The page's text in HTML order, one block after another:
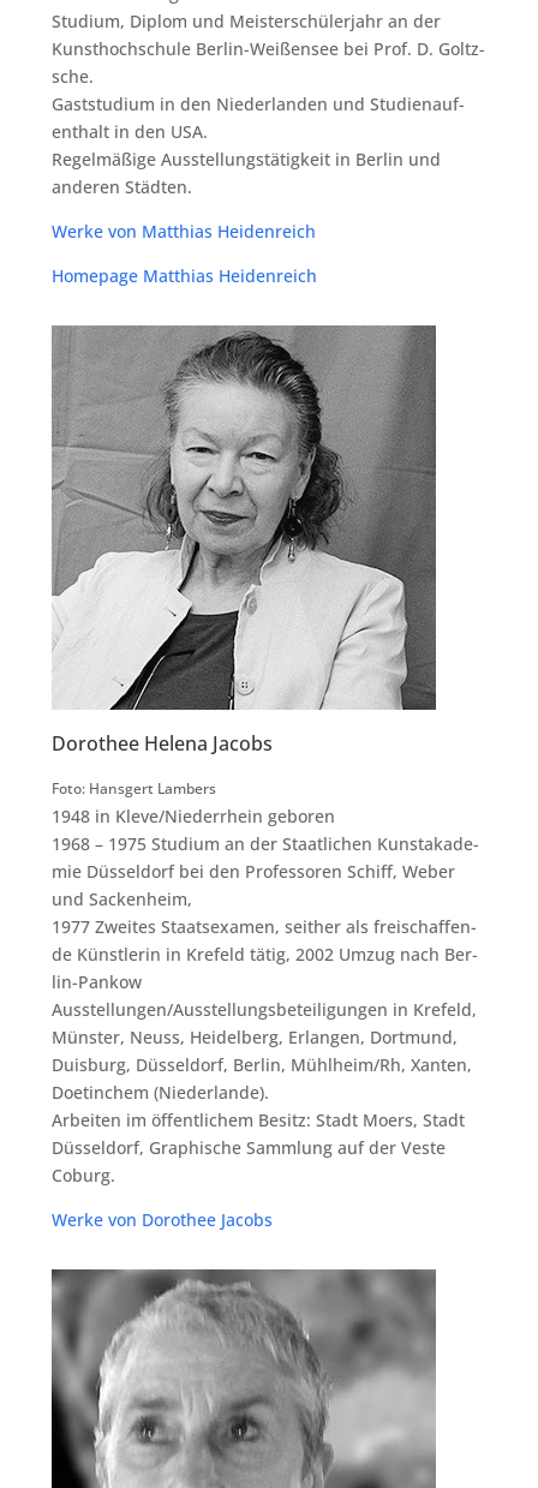
Stu­di­um, Diplom und Meis­ter­schü­ler­jahr an der
Kunst­hoch­schu­le Ber­lin-Wei­ßen­see bei Prof. D. Goltz­
sche.
Gast­stu­di­um in den Nie­der­lan­den und Stu­di­en­auf­
ent­halt in den USA.
Regel­mä­ßi­ge Aus­stel­lungs­tä­tig­keit in Ber­lin und
ande­ren Städten.
Wer­ke von Mat­thi­as Heidenreich
Home­page Mat­thi­as Heidenreich
Dorothee Helena Jacobs
Foto: Hans­gert Lambers
1948 in Kleve/​Niederrhein gebo­ren
1968 – 1975 Stu­di­um an der Staat­li­chen Kunst­aka­de­
mie Düs­sel­dorf bei den Pro­fes­so­ren Schiff, Weber
und Sacken­heim,
1977 Zwei­tes Staats­examen, seit­her als frei­schaf­fen­
de Künst­le­rin in Kre­feld tätig, 2002 Umzug nach Ber­
lin-Pan­kow
Ausstellungen/​Ausstellungsbeteiligungen in Kre­feld,
Müns­ter, Neuss, Hei­del­berg, Erlan­gen, Dort­mund,
Duis­burg, Düs­sel­dorf, Ber­lin, Mühlheim/​Rh, Xan­ten,
Doe­tin­chem (Nie­der­lan­de).
Arbei­ten im öffent­li­chem Besitz: Stadt Moers, Stadt
Düs­sel­dorf, Gra­phi­sche Samm­lung auf der Ves­te
Coburg.
Wer­ke von Doro­thee Jacobs